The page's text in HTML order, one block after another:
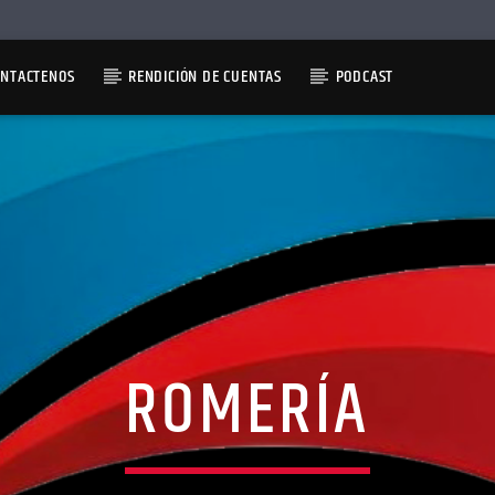
RENDICIÓN DE CUENTAS PODCAST
ROMERÍA